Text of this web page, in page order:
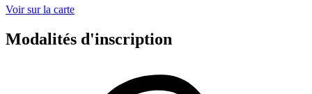
Voir sur la carte
Modalités d'inscription